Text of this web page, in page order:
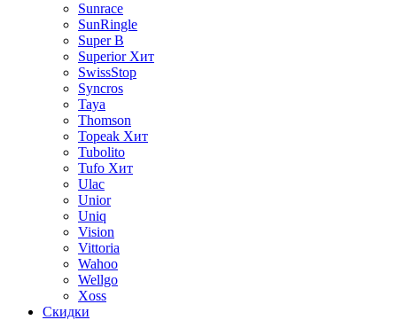
Sunrace
SunRingle
Super B
Superior Хит
SwissStop
Syncros
Taya
Thomson
Topeak Хит
Tubolito
Tufo Хит
Ulac
Unior
Uniq
Vision
Vittoria
Wahoo
Wellgo
Xoss
Скидки